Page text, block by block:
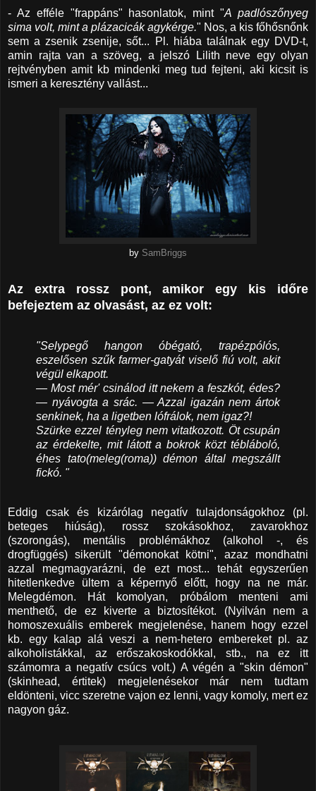
- Az efféle "frappáns" hasonlatok, mint "A padlószőnyeg
sima volt, mint a plázacicák agykérge." Nos, a kis főhősnőnk
sem a zsenik zsenije, sőt... Pl. hiába találnak egy DVD-t,
amin rajta van a szöveg, a jelszó Lilith neve egy olyan
rejtvényben amit kb mindenki meg tud fejteni, aki kicsit is
ismeri a keresztény vallást...
by SamBriggs
Az extra rossz pont, amikor egy kis időre
befejeztem az olvasást, az ez volt:
"Selypegő hangon óbégató, trapézpólós,
eszelősen szűk farmer-gatyát viselő fiú volt, akit
végül elkapott.
— Most mér' csinálod itt nekem a feszkót, édes?
— nyávogta a srác. — Azzal igazán nem ártok
senkinek, ha a ligetben lófrálok, nem igaz?!
Szürke ezzel tényleg nem vitatkozott. Öt csupán
az érdekelte, mit látott a bokrok közt tébláboló,
éhes tato(meleg(roma)) démon által megszállt
fickó. "
Eddig csak és kizárólag negatív tulajdonságokhoz (pl.
beteges hiúság), rossz szokásokhoz, zavarokhoz
(szorongás), mentális problémákhoz (alkohol -, és
drogfüggés) sikerült "démonokat kötni", azaz mondhatni
azzal megmagyarázni, de ezt most... tehát egyszerűen
hitetlenkedve ültem a képernyő előtt, hogy na ne már.
Melegdémon. Hát komolyan, próbálom menteni ami
menthető, de ez kiverte a biztosítékot. (Nyilván nem a
homoszexuális emberek megjelenése, hanem hogy ezzel
kb. egy kalap alá veszi a nem-hetero embereket pl. az
alkoholistákkal, az erőszakoskodókkal, stb., na ez itt
számomra a negatív csúcs volt.) A végén a "skin démon"
(skinhead, értitek) megjelenésekor már nem tudtam
eldönteni, vicc szeretne vajon ez lenni, vagy komoly, mert ez
nagyon gáz.